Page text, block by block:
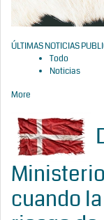
ÚLTIMAS NOTICIAS
Todo
Noticias
More
cuando